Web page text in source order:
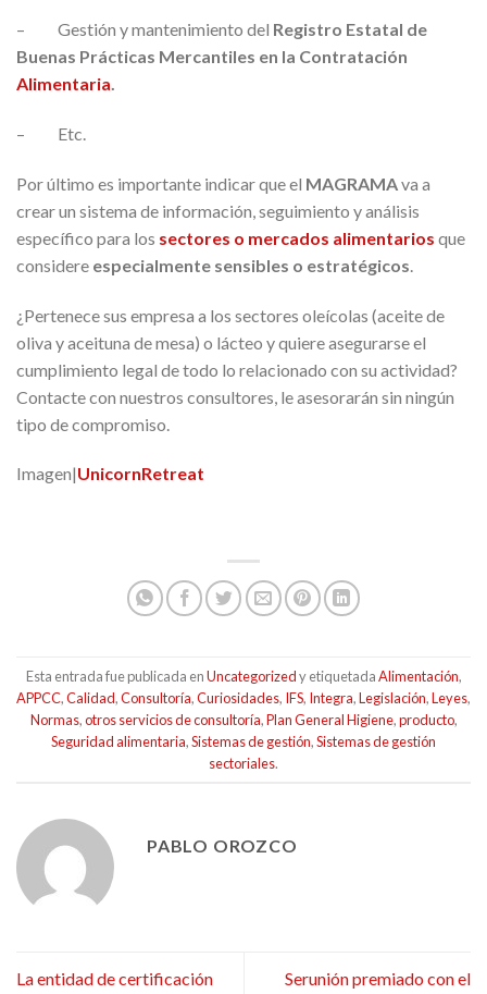
– Gestión y mantenimiento del Registro Estatal de
Buenas Prácticas Mercantiles en la Contratación
Alimentaria.
– Etc.
Por último es importante indicar que el MAGRAMAva a
crear un sistema de información, seguimiento y análisis
específico para los sectores o mercados alimentarios que
considere especialmente sensibles o estratégicos
¿Pertenece sus empresa a los sectores oleícolas (aceite de
oliva y aceituna de mesa) o lácteo y quiere asegurarse el
cumplimiento legal de todo lo relacionado con su actividad?
Contacte con nuestros consultores, le asesorarán sin ningún
tipo de compromiso.
Imagen|UnicornRetreat
Esta entrada fue publicada enUncategorizedy etiquetadaAlimentación,
APPCC,Calidad,Consultoría,Curiosidades, IFS, Integra,Legislación,Leyes,
Normas,otros servicios de consultoría,Plan General Higiene,producto,
Seguridad alimentaria,Sistemas de gestión,Sistemas de gestión
sectoriales.
PABLO OROZCO
La entidad de certificación
Serunión premiado con el